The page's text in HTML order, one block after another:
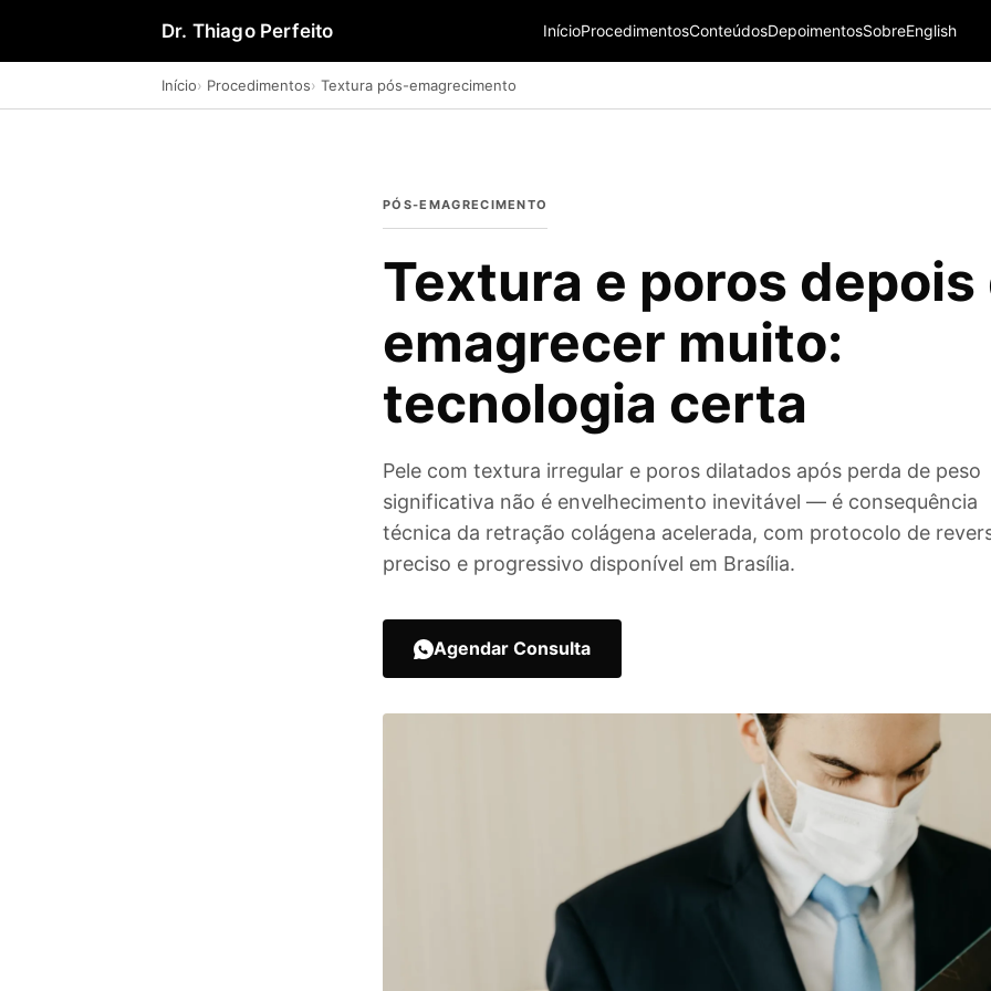
Dr. Thiago Perfeito InícioProcedimentosConteúdosDepoimentosSobreEnglish
Início Procedimentos Textura pós-emagrecimento
PÓS-EMAGRECIMENTO
Textura e poros depois
emagrecer muito:
tecnologia certa
Pele com textura irregular e poros dilatados após perda de peso
significativa não é envelhecimento inevitável — é consequência
técnica da retração colágena acelerada, com protocolo de
preciso e progressivo disponível em Brasília.
Agendar Consulta